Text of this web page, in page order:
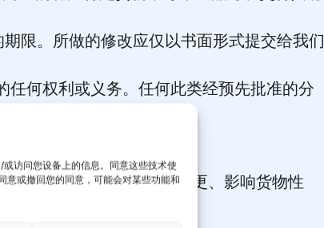
访问您设备上的信息。同意这些技术使
意或撤回您的同意，可能会对某些功能和
限。所做的修改应仅以书面形式提交给我们
何权利或义务。任何此类经预先批准的分
或设计变更、制造工艺变更、影响货物性
务产生重大影响的变更。